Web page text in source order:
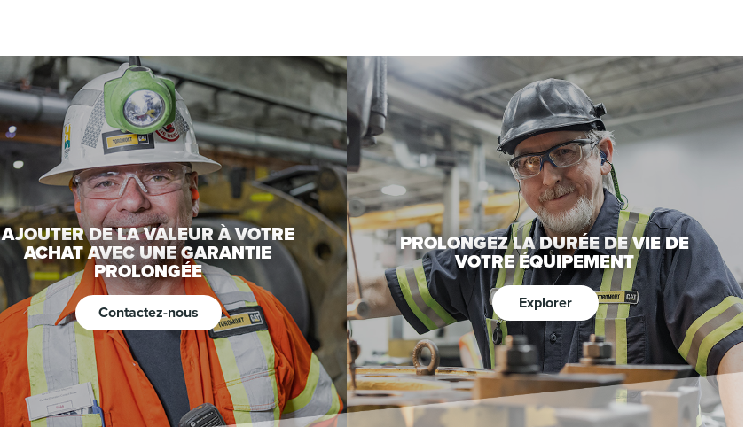
AJOUTER DE LA VALEUR À VOTRE
ACHAT AVEC UNE GARANTIE
PROLONGÉE
Contactez-nous
PROLONGEZ LA DURÉE DE VIE DE
VOTRE ÉQUIPEMENT
Explorer